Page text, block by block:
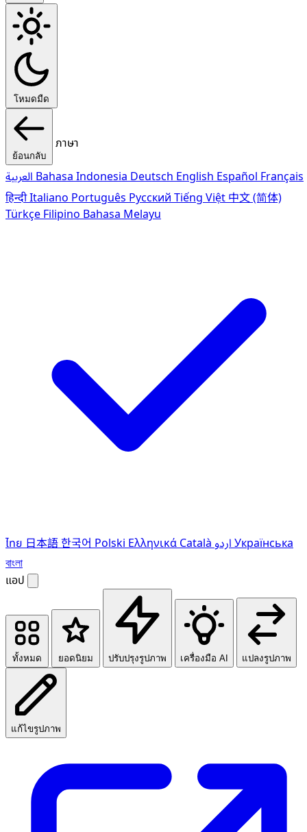
โหมดมืด
ย้อนกลับ
ภาษา
Bahasa Indonesia Deutsch English Español Français
हिन्दीItaliano Português Pусский Tiếng Việt 中文 (简体)
Türkçe Filipino Bahasa Melayu
ไทย 日本語한국어 Polski Ελληνικά Català
Українська
বাংলা
แอป
ทั้งหมด ยอดนิยม ปรับปรุงรูปภาพ เครื่องมือ AI แปลงรูปภาพ
แก้ไขรูปภาพ